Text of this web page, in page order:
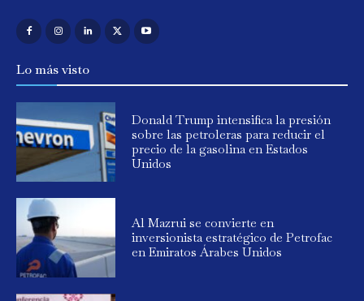
Lo más visto
Donald Trump intensifica la presión
sobre las petroleras para reducir el
precio de la gasolina en Estados
Unidos
Al Mazrui se convierte en
inversionista estratégico de Petrofac
en Emiratos Árabes Unidos